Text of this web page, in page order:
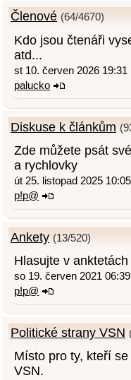
Členové (64/4670)
Kdo jsou čtenáři
atd...
st 10. červen 2026 19:31
palucko
Diskuse k článkům
Zde můžete psát
a rychlovky
út 25. listopad 2025 10:05
p!p@
Ankety (13/520)
Hlasujte v anktetách
so 19. červen 2021 06:39
p!p@
Politické strany VSN
Místo pro ty, kteří
VSN.